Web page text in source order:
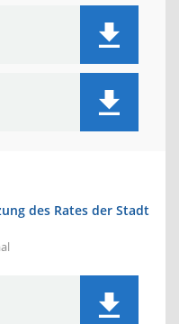
des Rates der Stadt